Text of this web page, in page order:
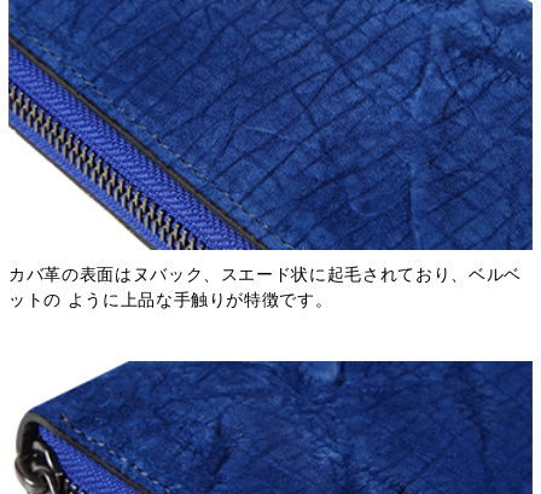
カバ革の表面はヌバック、スエード状に起毛されており、ベルベ
ットの ように上品な手触りが特徴です。